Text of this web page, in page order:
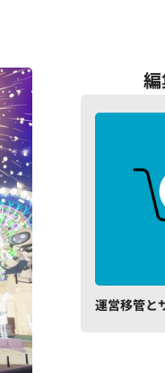
運営移管と